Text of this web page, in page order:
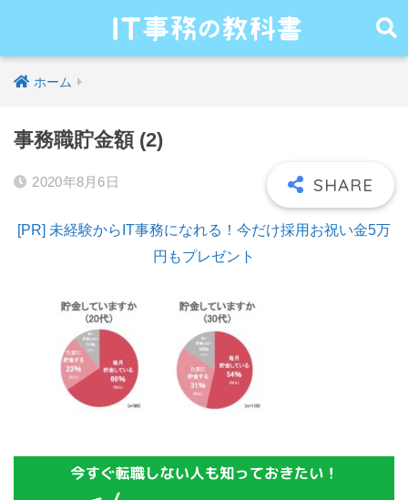
ホーム
事務職貯金額 (2)
2020年8月6日
[PR] 未経験からIT事務になれる！今だけ採用お祝い金5万
円もプレゼント